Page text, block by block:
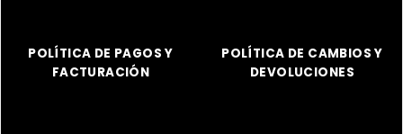
POLÍTICA DE PAGOS Y
FACTURACIÓN
POLÍTICA DE CAMBIOS Y
DEVOLUCIONES